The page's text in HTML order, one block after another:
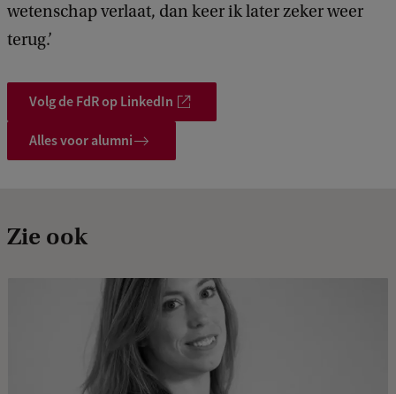
wetenschap verlaat, dan keer ik later zeker weer
terug.’
Volg de FdR op LinkedIn
Alles voor alumni
Zie ook